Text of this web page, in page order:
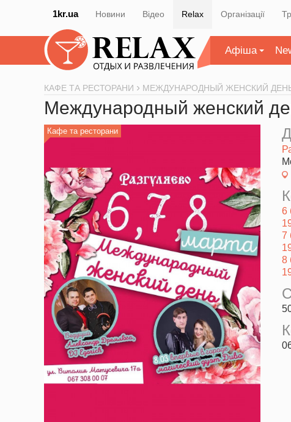
1kr.ua Новини Відео Relax Організації
Афіша
КАФЕ ТА РЕСТОРАНИ МЕЖДУНАРОДНЫЙ ЖЕНСКИЙ
Международный женский
Кафе та ресторани
6
7
8